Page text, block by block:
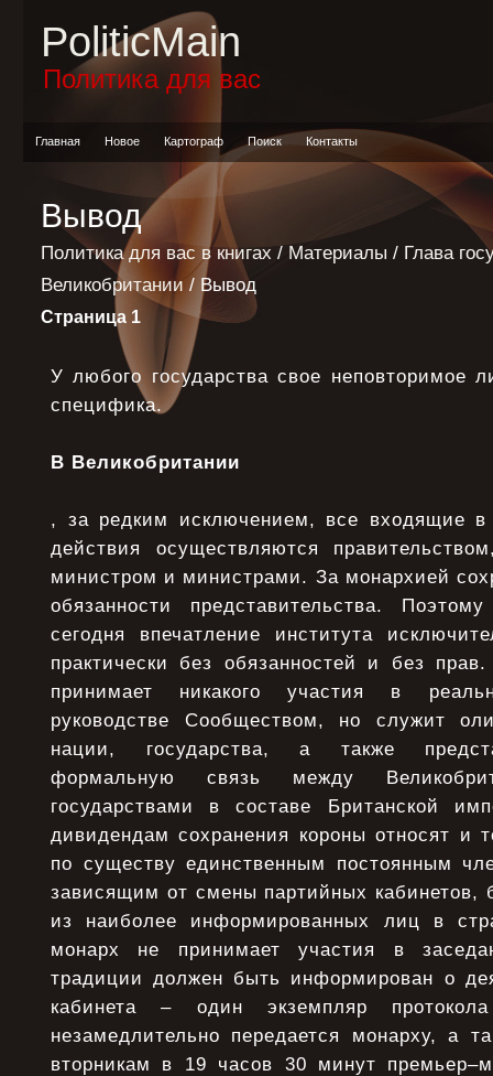
PoliticMain
Политика для вас
Главная Новое Картограф Поиск Контакты
Вывод
Политика для вас в книгах / Материалы / Глава
Великобритании/ Вывод
Страница 1
У любого государства свое неповторимое
специфика.
В Великобритании
, за редким исключением, все входящие в
действия осуществляются
министром и министрами. За монархией
обязанности представительства.
сегодня впечатление института
практически без обязанностей и без
принимает никакого участия в
руководстве Сообществом, но служит
нации, государства, а также
формальную связь между
государствами в составе Британской
дивидендам сохранения короны относят и
по существу единственным постоянным
зависящим от смены партийных кабинетов,
из наиболее информированных лиц в
монарх не принимает участия в
традиции должен быть информирован о
кабинета – один экземпляр
незамедлительно передается монарху, а
вторникам в 19 часов 30 минут